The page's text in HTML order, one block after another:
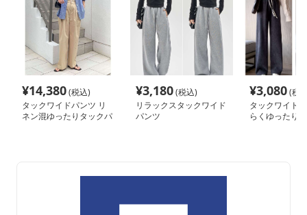
¥14,380(税込)
タックワイドパンツ リ
ネン混ゆったりタックパ
¥3,180(税込)
リラックスタックワイド
パンツ
¥3,080(税
タックワイド
らくゆったり